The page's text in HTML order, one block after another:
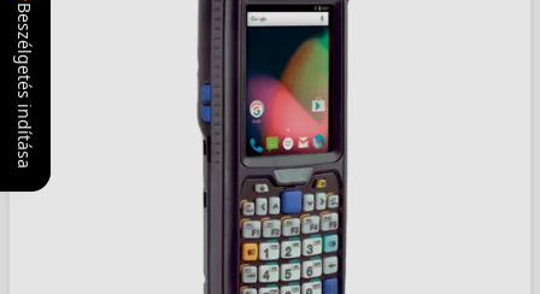
Beszélgetés indítása